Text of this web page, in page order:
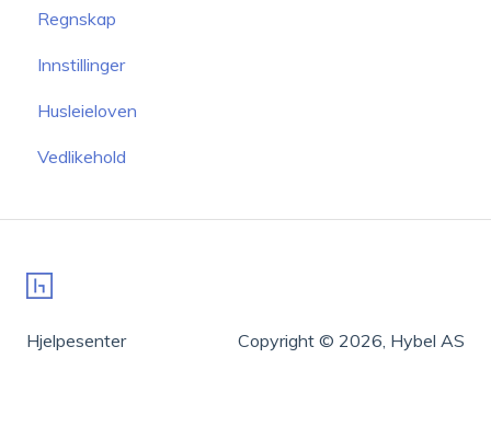
Regnskap
Innstillinger
Husleieloven
Vedlikehold
Hjelpesenter Copyright © 2026, Hybel AS